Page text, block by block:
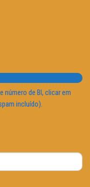
número de BI, clicar em
incluído).